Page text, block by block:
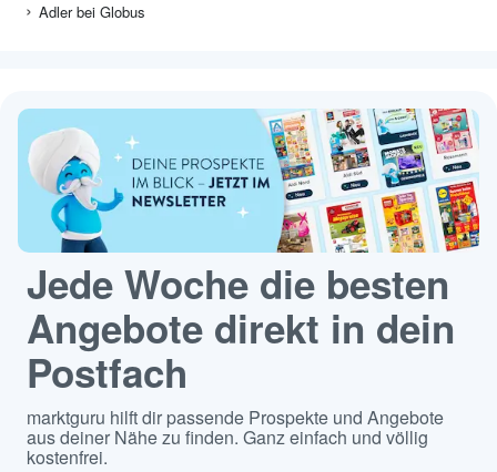
Adler bei Globus
Jede Woche die besten
Angebote direkt in dein
Postfach
marktguru hilft dir passende Prospekte und Angebote
aus deiner Nähe zu finden. Ganz einfach und völlig
kostenfrei.